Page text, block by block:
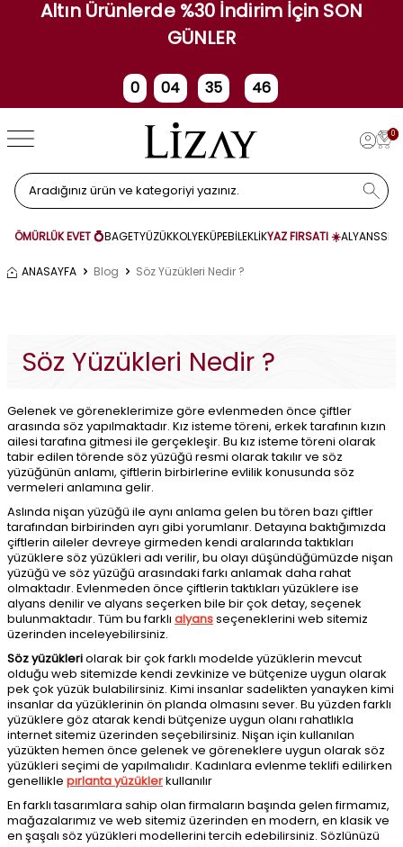
Altın Ürünlerde %30 İndirim İçin SON
GÜNLER
0
Gün
04
Saat
35 46
0
ÖMÜRLÜK EVET 💍BAGETYÜZÜKKOLYEKÜPEBİLEKLİKYAZ FIRSATI ☀️ALYANS
ANASAYFA Blog Söz Yüzükleri Nedir ?
Söz Yüzükleri Nedir ?
Gelenek ve göreneklerimize göre evlenmeden önce çiftler
arasında söz yapılmaktadır. Kız isteme töreni, erkek tarafının kızın
ailesi tarafına gitmesi ile gerçekleşir. Bu kız isteme töreni olarak
tabir edilen törende söz yüzüğü resmi olarak takılır ve söz
yüzüğünün anlamı, çiftlerin birbirlerine evlilik konusunda söz
vermeleri anlamına gelir.
Aslında nişan yüzüğü ile aynı anlama gelen bu tören bazı çiftler
tarafından birbirinden ayrı gibi yorumlanır. Detayına baktığımızda
çiftlerin aileler devreye girmeden kendi aralarında taktıkları
yüzüklere söz yüzükleri adı verilir, bu olayı düşündüğümüzde nişan
yüzüğü ve söz yüzüğü arasındaki farkı anlamak daha rahat
olmaktadır. Evlenmeden önce çiftlerin taktıkları yüzüklere ise
alyans denilir ve alyans seçerken bile bir çok detay, seçenek
bulunmaktadır. Tüm bu farklı alyansseçeneklerini web sitemiz
üzerinden inceleyebilirsiniz.
Söz yüzükleriolarak bir çok farklı modelde yüzüklerin mevcut
olduğu web sitemizde kendi zevkinize ve bütçenize uygun olarak
pek çok yüzük bulabilirsiniz. Kimi insanlar sadelikten yanayken kimi
insanlar da yüzüklerinin ön planda olmasını sever. Bu yüzden farklı
yüzüklere göz atarak kendi bütçenize uygun olanı rahatlıkla
internet sitemiz üzerinden seçebilirsiniz. Nişan için kullanılan
yüzükten hemen önce gelenek ve göreneklere uygun olarak söz
yüzükleri seçimi de yapılmalıdır. Kadınlara evlenme teklifi edilirken
genellikle pırlanta yüzüklerkullanılır
En farklı tasarımlara sahip olan firmaların başında gelen firmamız,
mağazalarımız ve web sitemiz üzerinden en modern, en klasik ve
en şaşalı söz yüzükleri modellerini tercih edebilirsiniz. Sözlünüzü